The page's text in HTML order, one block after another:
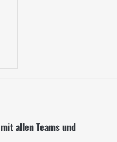
allen Teams und